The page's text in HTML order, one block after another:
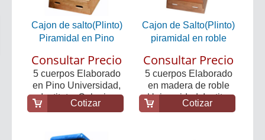
Cajon de salto(Plinto)
Piramidal en Pino
Consultar Precio
5 cuerpos Elaborado
en Pino Universidad,
Instituto, Colegi...
Cotizar
Cajon de Salto(Plinto)
piramidal en roble
Consultar Precio
5 cuerpos Elaborado
en madera de roble
Universidad, Instit...
Cotizar